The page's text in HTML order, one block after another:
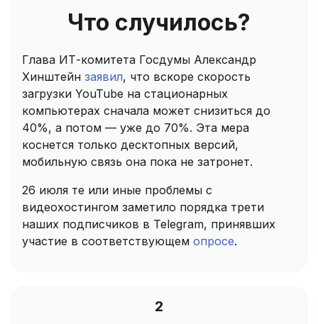
Что случилось?
Глава ИТ-комитета Госдумы Александр
Хинштейн заявил, что вскоре скорость
загрузки YouTube на стационарных
компьютерах сначала может снизиться до
40%, а потом — уже до 70%. Эта мера
коснется только десктопных версий,
мобильную связь она пока не затронет.
26 июля те или иные проблемы с
видеохостингом заметило порядка трети
наших подписчиков в Telegram, принявших
участие в соответствующем опросе.
2